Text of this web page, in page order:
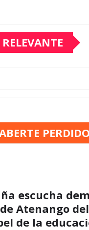
PERDIDO
escucha
Atenango
de la